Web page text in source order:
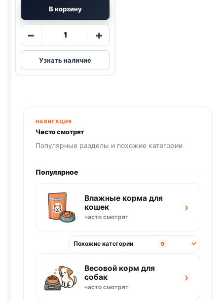
В корзину
−
Количество
туалет
для
кошек
(39.2*38.7*3см)
белый
+
Узнать наличие
НАВИГАЦИЯ
Часто смотрят
Популярные разделы и похожие категории
Популярное
Влажные корма для
кошек
часто смотрят
›
Похожие категории 9
Весовой корм для
собак
часто смотрят
›